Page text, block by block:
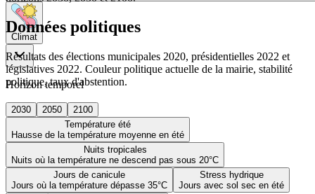
Climat
Horizon temporel
2030 2050
2100
Température été
Hausse de la température moyenne en été
Nuits tropicales
Nuits où la température ne descend pas sous 20°C
Jours de canicule
Jours où la température dépasse 35°C
Stress hydrique
Jours avec sol sec en été
Données politiques
Résultats des élections municipales 2020, présidentielles 2022 et
législatives 2022. Couleur politique actuelle de la mairie, stabilité
politique, taux d'abstention.